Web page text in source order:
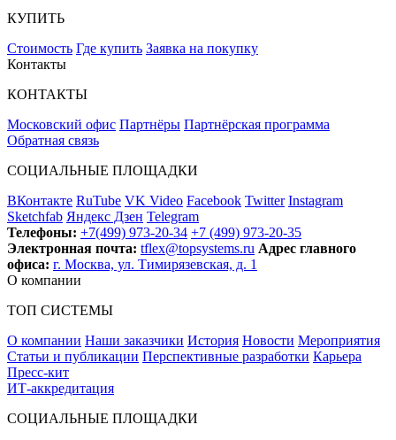
КУПИТЬ
Стоимость Где купить Заявка на покупку
Контакты
КОНТАКТЫ
Московский офис Партнёры Партнёрская программа
Обратная связь
СОЦИАЛЬНЫЕ ПЛОЩАДКИ
ВКонтакте RuTube VK Video Facebook Twitter Instagram
Sketchfab Яндекс Дзен Telegram
Телефоны: +7(499) 973-20-34 +7 (499) 973-20-35
Электронная почта: tflex@topsystems.ru Адрес главного
офиса: г. Москва, ул. Тимирязевская, д. 1
О компании
ТОП СИСТЕМЫ
О компании Наши заказчики История Новости Мероприятия
Статьи и публикации Перспективные разработки Карьера
Пресс-кит
ИТ-аккредитация
СОЦИАЛЬНЫЕ ПЛОЩАДКИ